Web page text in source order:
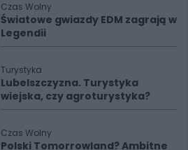
Czas Wolny
Światowe gwiazdy EDM zagrają w
Legendii
Turystyka
Lubelszczyzna. Turystyka
wiejska, czy agroturystyka?
Czas Wolny
Polski Tomorrowland? Ambitne